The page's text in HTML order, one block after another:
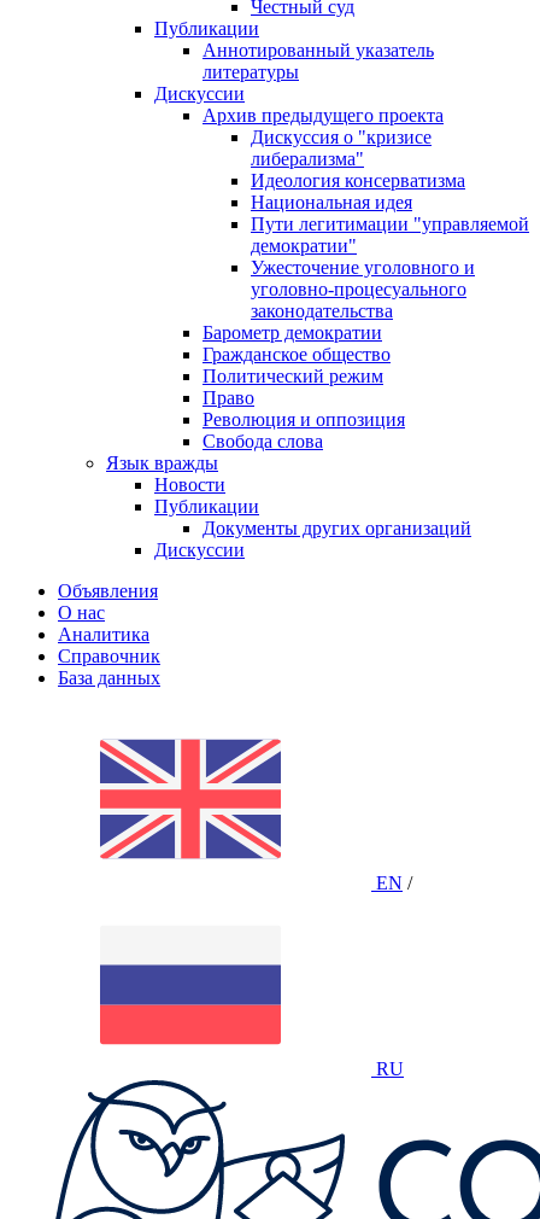
Честный суд
Публикации
Аннотированный указатель
литературы
Дискуссии
Архив предыдущего проекта
Дискуссия о "кризисе
либерализма"
Идеология консерватизма
Национальная идея
Пути легитимации "управляемой
демократии"
Ужесточение уголовного и
уголовно-процесуального
законодательства
Барометр демократии
Гражданское общество
Политический режим
Право
Революция и оппозиция
Свобода слова
Язык вражды
Новости
Публикации
Документы других организаций
Дискуссии
Объявления
О нас
Аналитика
Справочник
База данных
EN /
RU